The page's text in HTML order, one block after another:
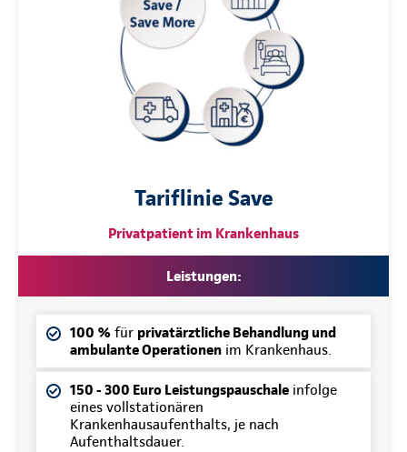
Tariflinie Save
Privatpatient im Krankenhaus
Leistungen:
100 % für privatärztliche Behandlung und
ambulante Operationen im Krankenhaus.
150 - 300 Euro Leistungspauschale infolge
eines vollstationären
Krankenhausaufenthalts, je nach
Aufenthaltsdauer.